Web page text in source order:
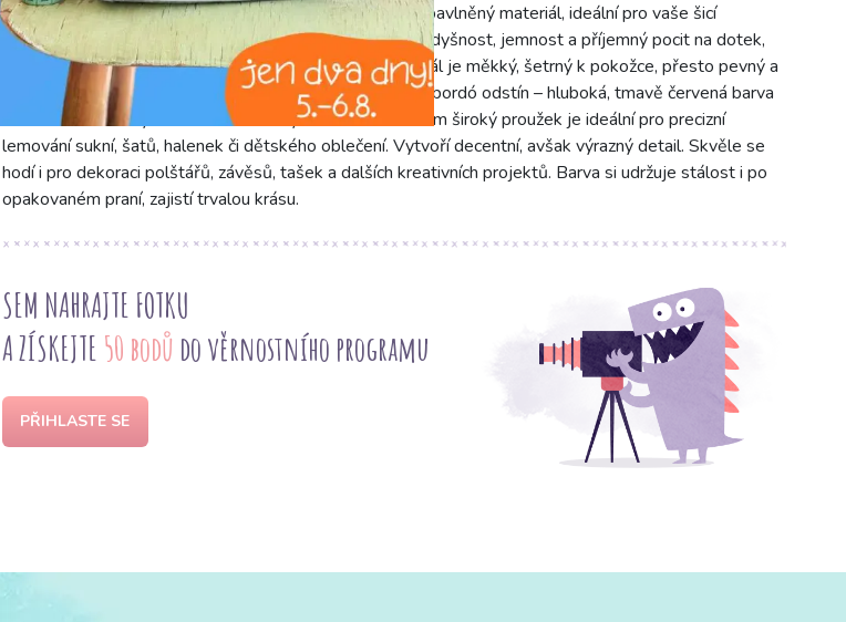
Lemovací proužek bavlna bordeaux je prvotřídní 100% bavlněný materiál, ideální pro vaše šicí
projekty. Čistá bavlna je ceněna pro svou přirozenou prodyšnost, jemnost a příjemný pocit na dotek,
jako komfortní volba pro oděvy i bytové doplňky. Materiál je měkký, šetrný k pokožce, přesto pevný a
tvarově stálý, zaručující kvalitu a dlouhou životnost. Sytý bordó odstín – hluboká, tmavě červená barva
– dodá každému výrobku sofistikovaný vzhled. Tento 2 cm široký proužek je ideální pro precizní
lemování sukní, šatů, halenek či dětského oblečení. Vytvoří decentní, avšak výrazný detail. Skvěle se
hodí i pro dekoraci polštářů, závěsů, tašek a dalších kreativních projektů. Barva si udržuje stálost i po
opakovaném praní, zajistí trvalou krásu.
SEM NAHRAJTE FOTKU
A ZÍSKEJTE 50 bodů do věrnostního programu
PŘIHLASTE SE